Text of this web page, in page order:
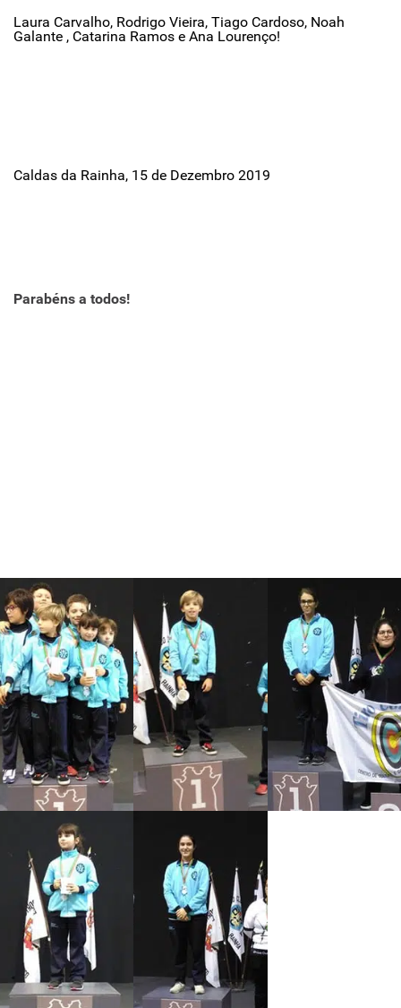
Laura Carvalho, Rodrigo Vieira, Tiago Cardoso, Noah
Galante , Catarina Ramos e Ana Lourenço!
Caldas da Rainha, 15 de Dezembro 2019
Parabéns a todos!